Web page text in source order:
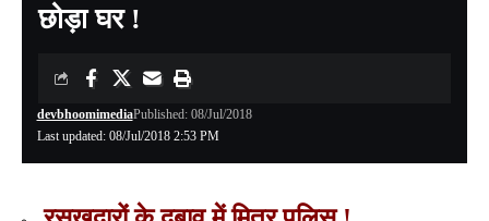
छोड़ा घर !
Last updated: 08/Jul/2018 2:53 PM
devbhoomimediaPublished: 08/Jul/2018